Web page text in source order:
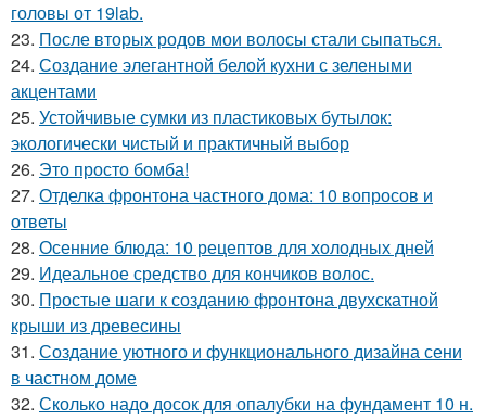
головы от 19lab.
23. После вторых родов мои волосы стали сыпаться.
24. Создание элегантной белой кухни с зелеными
акцентами
25. Устойчивые сумки из пластиковых бутылок:
экологически чистый и практичный выбор
26. Это просто бомба!
27. Отделка фронтона частного дома: 10 вопросов и
ответы
28. Осенние блюда: 10 рецептов для холодных дней
29. Идеальное средство для кончиков волос.
30. Простые шаги к созданию фронтона двухскатной
крыши из древесины
31. Создание уютного и функционального дизайна сени
в частном доме
32. Сколько надо досок для опалубки на фундамент 10 н.